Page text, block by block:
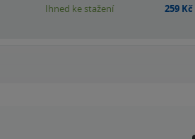
Ihned ke stažení 259 Kč